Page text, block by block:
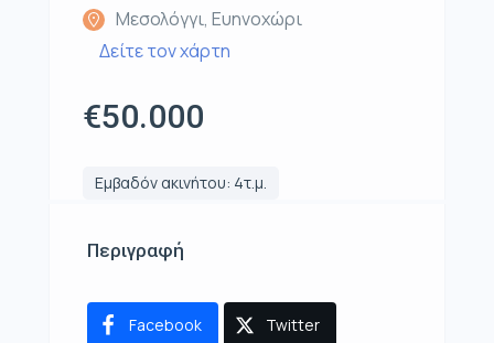
Μεσολόγγι, Ευηνοχώρι
Δείτε τον χάρτη
€50.000
Εμβαδόν ακινήτου: 4τ.μ.
Περιγραφή
Facebook Twitter